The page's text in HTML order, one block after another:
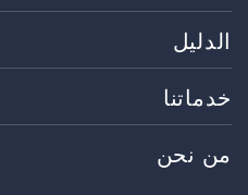
الدليل
خدماتنا
من نحن